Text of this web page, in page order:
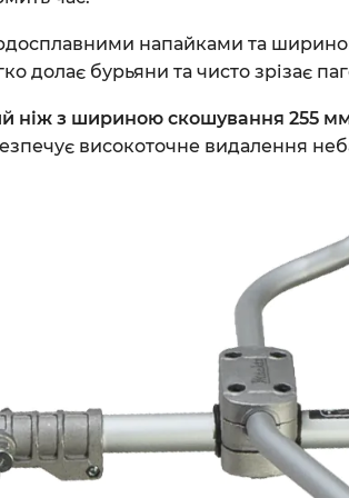
напайками та
долає бурьяни та чисто зрізає
ніж з шириною скошування 255
високоточне видалення